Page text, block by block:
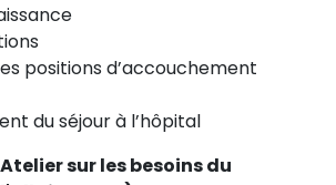
positions d’accouchement
du séjour à l’hôpital
sur les besoins du